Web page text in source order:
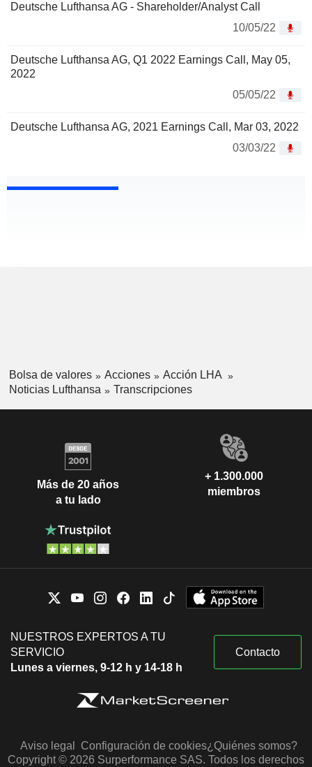
Deutsche Lufthansa AG - Shareholder/Analyst Call
10/05/22
Deutsche Lufthansa AG, Q1 2022 Earnings Call, May 05,
2022
05/05/22
Deutsche Lufthansa AG, 2021 Earnings Call, Mar 03, 2022
03/03/22
Bolsa de valores Acciones
Acción LHA
Noticias Lufthansa
Transcripciones
Más de 20 años
a tu lado
+ 1.300.000
miembros
NUESTROS EXPERTOS A TU
SERVICIO
Lunes a viernes, 9-12 h y 14-18 h
Contacto
Aviso legal Configuración de cookies¿Quiénes somos?
Copyright © 2026 Surperformance SAS. Todos los derechos